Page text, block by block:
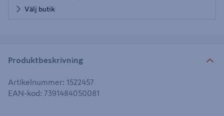
Välj butik
Produktbeskrivning
Artikelnummer: 1522457
EAN-kod: 7391484050081